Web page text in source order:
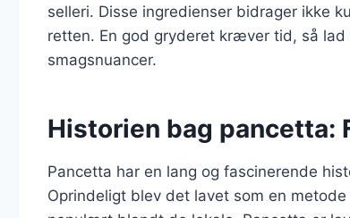
selleri. Disse ingredienser bidrager ikke
retten. En god gryderet kræver tid, så
smagsnuancer.
Historien bag pancetta:
Pancetta har en lang og fascinerende
Oprindeligt blev det lavet som en